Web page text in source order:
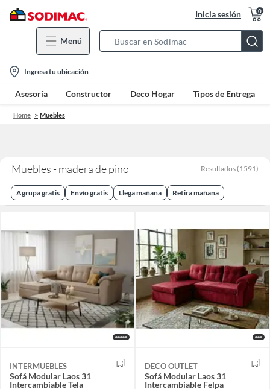
Inicia sesión 0
Menú
Bar
location-
icon
Ingresa tu ubicación
Asesoría Constructor Deco Hogar Tipos de Entrega
Home Muebles
Muebles - madera de pino Resultados (1591)
Agrupa gratis Envío gratis Llega mañana Retira mañana
INTERMUEBLES
Sofá Modular Laos 31
Intercambiable Tela
DECO OUTLET
Sofá Modular Laos 31
Intercambiable Felpa